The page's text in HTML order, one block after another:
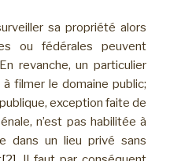
sa propriété alors
ou fédérales peuvent
revanche, un particulier
filmer le domaine public;
exception faite de
n’est pas habilitée à
dans un lieu privé sans